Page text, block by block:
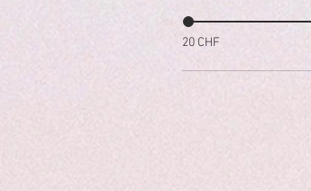
20 CHF